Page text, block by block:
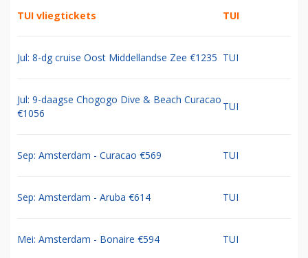
TUI vliegtickets TUI
Jul: 8-dg cruise Oost Middellandse Zee €1235 TUI
Jul: 9-daagse Chogogo Dive & Beach Curacao
€1056
TUI
Sep: Amsterdam - Curacao €569 TUI
Sep: Amsterdam - Aruba €614 TUI
Mei: Amsterdam - Bonaire €594 TUI